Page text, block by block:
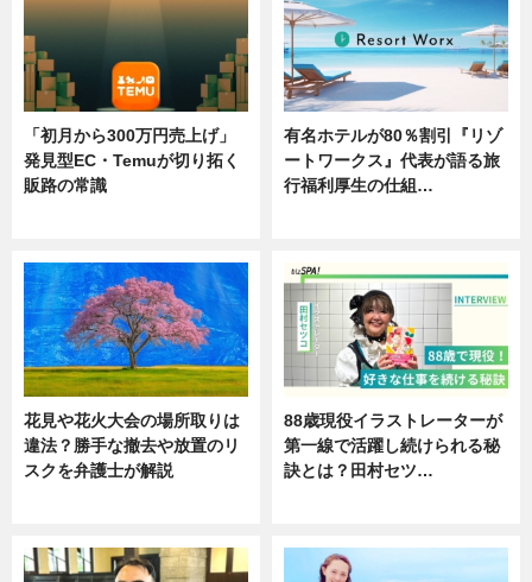
「初月から300万円売上げ」
発見型EC・Temuが切り拓く
販路の常識
有名ホテルが80％割引『リゾ
ートワークス』代表が語る旅
行福利厚生の仕組…
花見や花火大会の場所取りは
違法？勝手な撤去や放置のリ
スクを弁護士が解説
88歳現役イラストレーターが
第一線で活躍し続けられる秘
訣とは？田村セツ…